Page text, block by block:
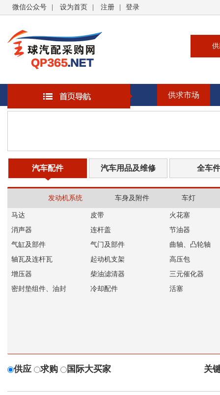
微信公众号 设为首页 注册 登录
供求市场
汽车配件 汽车用品及维修 全车件
发动机系统 车身及附件 车灯
马达 皮带
火花塞
消声器
连杆盖
节油器
气缸及部件
气门及部件
曲轴、凸轮轴
轴瓦及连杆瓦
起动机支架
高压包
增压器
柴油滤清器
三元催化器
密封垫组件、油封
冷却配件 活塞
供应 求购 国际大买家 关